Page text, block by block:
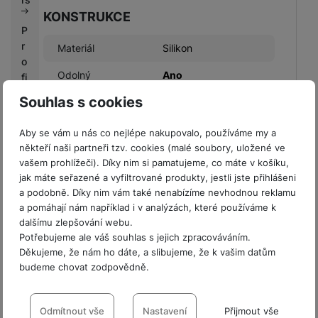
Souhlas s cookies
Aby se vám u nás co nejlépe nakupovalo, používáme my a
někteří naši partneři tzv. cookies (malé soubory, uložené ve
vašem prohlížeči). Díky nim si pamatujeme, co máte v košíku,
jak máte seřazené a vyfiltrované produkty, jestli jste přihlášeni
a podobně. Díky nim vám také nenabízíme nevhodnou reklamu
a pomáhají nám například i v analýzách, které používáme k
dalšímu zlepšování webu.
Potřebujeme ale váš souhlas s jejich zpracováváním.
Děkujeme, že nám ho dáte, a slibujeme, že k vašim datům
budeme chovat zodpovědně.
Nastavení souhlasů s kategoriemi
cookies
Odmítnout vše Nastavení Přijmout vše
P
r
o
fi
m
V
ý
p
n
í
b
KONSTRUKCE
Materiál Silikon
Odolný Ano
BALENÍ
Hmotnost balení 200 g
Délka balení 20,6 CM
Šířka balení 9,84 CM
Výška balení